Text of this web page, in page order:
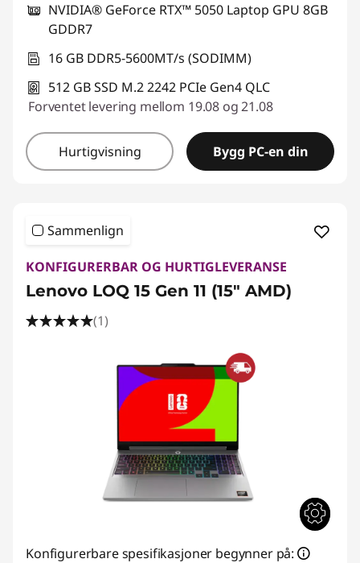
NVIDIA® GeForce RTX™ 5050 Laptop GPU 8GB
GDDR7
16 GB DDR5-5600MT/s (SODIMM)
512 GB SSD M.2 2242 PCIe Gen4 QLC
Forventet levering mellom 19.08 og 21.08
Hurtigvisning Bygg PC-en din
Sammenlign
KONFIGURERBAR OG HURTIGLEVERANSE
Lenovo LOQ 15 Gen 11 (15" AMD)
(1)
Konfigurerbare spesifikasjoner begynner på: